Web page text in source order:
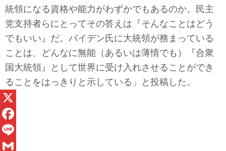
統領になる資格や能力がわずかでもあるのか。民主
党支持者らにとってその答えは『そんなことはどう
でもいい』だ。バイデン氏に大統領が務まっている
ことは、どんなに無能（あるいは薄情でも）『合衆
国大統領』として世界に受け入れさせることができ
ることをはっきりと示している」と投稿した。
X
F
aL